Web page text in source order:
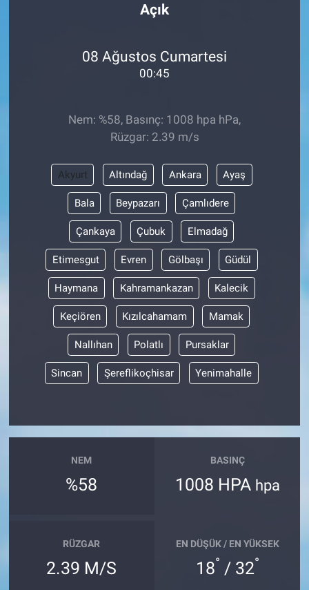
Açık
08 Ağustos Cumartesi
00:45
Nem: %58, Basınç: 1008 hpa hPa,
Rüzgar: 2.39 m/s
Akyurt Altındağ Ankara Ayaş
Bala Beypazarı Çamlıdere
Çankaya Çubuk Elmadağ
Etimesgut Evren Gölbaşı Güdül
Haymana Kahramankazan Kalecik
Keçiören Kızılcahamam Mamak
Nallıhan Polatlı Pursaklar
Sincan Şereflikoçhisar Yenimahalle
NEM
%58
BASINÇ
1008 HPA hpa
RÜZGAR
2.39 M/S
EN DÜŞÜK / EN YÜKSEK
18° / 32°